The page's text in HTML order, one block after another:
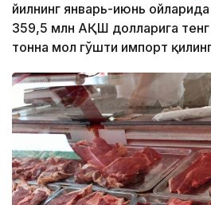
йилнинг январь-июнь
359,5 млн АҚШ долларига тенг
тонна мол гўшти импорт